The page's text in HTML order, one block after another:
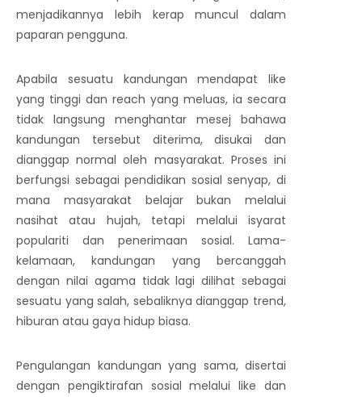
menjadikannya lebih kerap muncul dalam
paparan pengguna.
Apabila sesuatu kandungan mendapat like
yang tinggi dan reach yang meluas, ia secara
tidak langsung menghantar mesej bahawa
kandungan tersebut diterima, disukai dan
dianggap normal oleh masyarakat. Proses ini
berfungsi sebagai pendidikan sosial senyap, di
mana masyarakat belajar bukan melalui
nasihat atau hujah, tetapi melalui isyarat
populariti dan penerimaan sosial. Lama-
kelamaan, kandungan yang bercanggah
dengan nilai agama tidak lagi dilihat sebagai
sesuatu yang salah, sebaliknya dianggap trend,
hiburan atau gaya hidup biasa.
Pengulangan kandungan yang sama, disertai
dengan pengiktirafan sosial melalui like dan